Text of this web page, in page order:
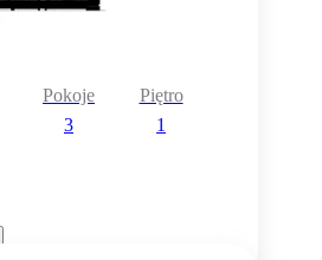
Pokoje
3
Piętro
1